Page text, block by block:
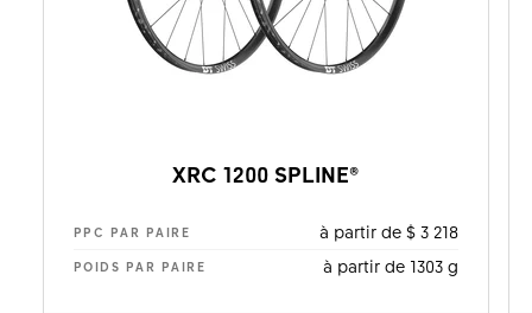
XRC 1200 SPLINE®
PPC PAR PAIRE à partir de $ 3 218
POIDS PAR PAIRE à partir de 1303 g